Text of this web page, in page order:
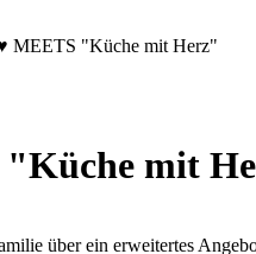
MEETS "Küche mit Herz"
"Küche mit
über ein erweitertes